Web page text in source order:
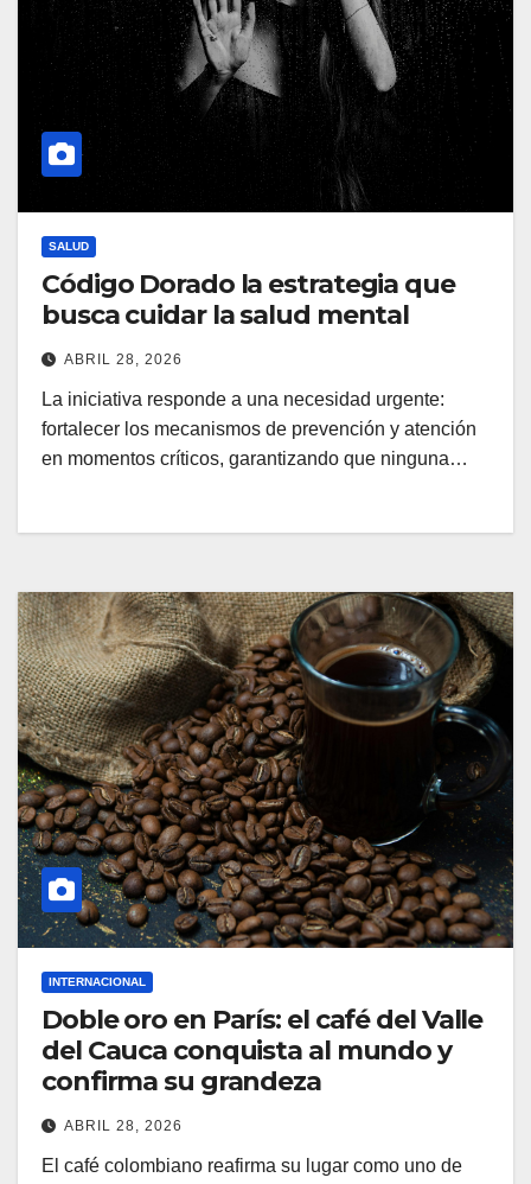
SALUD
Código Dorado la estrategia que
busca cuidar la salud mental
ABRIL 28, 2026
La iniciativa responde a una necesidad urgente:
fortalecer los mecanismos de prevención y atención
en momentos críticos, garantizando que ninguna…
INTERNACIONAL
Doble oro en París: el café del Valle
del Cauca conquista al mundo y
confirma su grandeza
ABRIL 28, 2026
El café colombiano reafirma su lugar como uno de